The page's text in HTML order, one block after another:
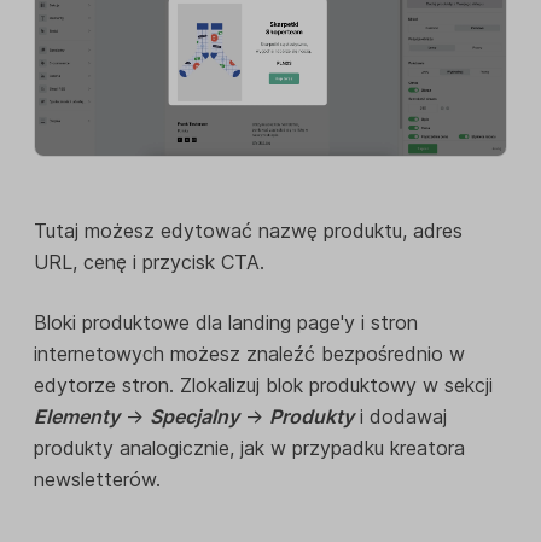
Tutaj możesz edytować nazwę produktu, adres
URL, cenę i przycisk CTA.
Bloki produktowe dla landing page'y i stron
internetowych możesz znaleźć bezpośrednio w
edytorze stron. Zlokalizuj blok produktowy w sekcji
Elementy-> Specjalny-> Produktyi dodawaj
produkty analogicznie, jak w przypadku kreatora
newsletterów.